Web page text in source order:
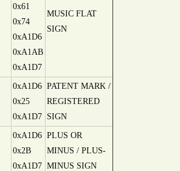
0x61
0x74
0xA1D6
0xA1AB
0xA1D7
MUSIC FLAT
SIGN
0xA1D6
0x25
0xA1D7
PATENT MARK /
REGISTERED
SIGN
0xA1D6
0x2B
0xA1D7
PLUS OR
MINUS / PLUS-
MINUS SIGN